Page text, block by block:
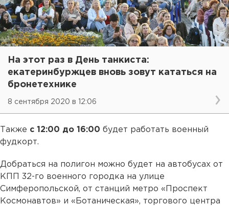
На этот раз в День танкиста:
екатеринбуржцев вновь зовут кататься на
бронетехнике
8 сентября 2020 в 12:06
Также с 12:00 до 16:00 будет работать военный
фудкорт.
Добраться на полигон можно будет на автобусах от
КПП 32-го военного городка на улице
Симферопольской, от станций метро «Проспект
Космонавтов» и «Ботаническая», торгового центра